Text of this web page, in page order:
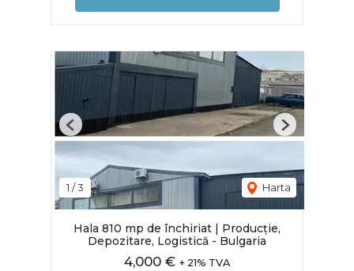
1 /3 Harta
Previous Next
Hala 810 mp de închiriat | Producție,
Depozitare, Logistică - Bulgaria
4,000 € + 21% TVA